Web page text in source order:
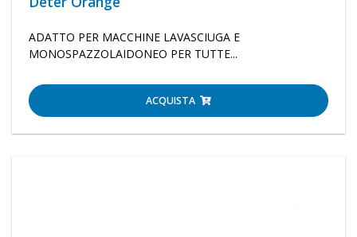
ADATTO PER MACCHINE LAVASCIUGA E
MONOSPAZZOLAIDONEO PER TUTTE...
ACQUISTA